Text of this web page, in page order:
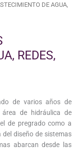
DE AGUA,
REDES,
de varios años de
de hidráulica de
de pregrado como a
del diseño de sistemas
abarcan desde las